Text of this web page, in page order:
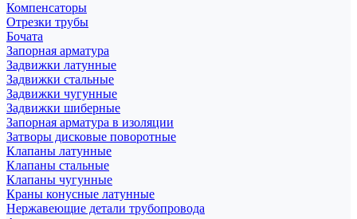
Компенсаторы
Отрезки трубы
Бочата
Запорная арматура
Задвижки латунные
Задвижки стальные
Задвижки чугунные
Задвижки шиберные
Запорная арматура в изоляции
Затворы дисковые поворотные
Клапаны латунные
Клапаны стальные
Клапаны чугунные
Краны конусные латунные
Нержавеющие детали трубопровода